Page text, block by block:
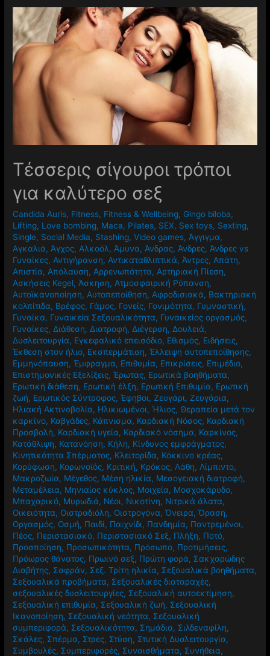
Τέσσερις σίγουροι τρόποι
για καλύτερο σεξ
Candida Auris, Fitness, Fitness & Wellbeing, Gingo biloba,
Lifting, Love bombing, Maca, Pilates, SEX, Sex toys, Sexting,
Single, Social Media, Stashing,Video games, Άγγιγμα,
Αγκαλιά, Άγχος, Αλκοόλ, Άμυνα, Άνδρας, Άνδρες, Άνδρες vs
Γυναίκες, Αντιγήρανση, Αντικαταθλιπτικά, Άντρες, Απάτη,
Απιστία, Απόλαυση, Αρρενωπότητα, Αρτηριακή Πίεση,
Ασκήσεις Kegel, Άσκηση, Ατμοσφαιρική Ρύπανση,
Αυτοϊκανοποίηση, Αυτοπεποίθηση, Αφροδισιακά, Βακτηριακή
κολπίτιδα, Βρέφος, Γάμος, Γονείς, Γονιμότητα, Γυμναστική,
Γυναίκα, Γυναικεία Σεξουαλικότητα, Γυναικείος οργασμός,
Γυναίκες, Διάθεση, Διατροφή, Διέγερση, Δουλειά,
Δυσλειτουργία, Εγκεφαλικό επεισόδιο, Εθισμός, Ειδήσεις,
Έκθεση στον ήλιο, Εκσπερμάτιση,Έλλειψη αυτοπεποίθησης,
Εμμηνόπαυση,Έμφραγμα, Επιθυμία, Επικρίσεις, Επιμέδιο,
Επιστημονικές Εξελίξεις,Έρωτας, Ερωτικά βοηθήματα,
Ερωτική διάθεση, Ερωτική έλξη, Ερωτική Επιθυμία, Ερωτική
ζωή, Ερωτικός Σύντροφος,Έφηβοι,Ζευγάρι,Ζευγάρια,
Ηλιακή Ακτινοβολία, Ηλικιωμένοι, Ήλιος, Θεραπεία μετά τον
καρκίνο, Καβγάδες, Κάπνισμα, Καρδιακή Νόσος, Καρδιακή
Προσβολή, Καρδιακή υγεία, Καρδιακό νόσημα, Καρκίνος,
Κατάθλιψη, Κατανόηση, Κήλη, Κίνδυνος εμφράγματος,
Κινητικότητα Σπέρματος, Κλειτορίδα, Κόκκινο κρέας,
Κορύφωση, Κορωνοϊός, Κριτική, Κρόκος, Λάθη, Λίμπιντο,
Μακροζωία, Μέγεθος, Μέση ηλικία, Μεσογειακή διατροφή,
Μεταμέλεια, Μηνιαίος κύκλος, Μοιχεία, Μοσχοκάρυδο,
Μπαχαρικό, Μυρωδιά, Νέοι, Νικοτίνη, Νιτρικά άλατα,
Οικειότητα, Οιστραδιόλη, Οιστρογόνα,Όνειρα,Όραση,
Οργασμός, Οσμή, Παιδί, Παιχνίδι, Πανδημία, Παντρεμένοι,
Πέος, Περιστασιακό, Περιστασιακό Σεξ, Πλήξη, Ποτό,
Προσποίηση, Προσωπικότητα, Πρόσωπο, Προτιμήσεις,
Πρόωρος θάνατος, Πρωινό σεξ, Πρώτη φορά, Σακχαρώδης
Διαβήτης, Σαφράν, Σεξ. Τρίτη ηλικία, Σεξουαλικά βοηθήματα,
Σεξουαλικά προβήματα, Σεξουαλικές διαταραχές,
σεξουαλικές δυσλειτουργίες, Σεξουαλική αυτοεκτίμηση,
Σεξουαλική επιθυμία, Σεξουαλική ζωή, Σεξουαλική
Ικανοποίηση, Σεξουαλική νεότητα, Σεξουαλική
συμπεριφορά, Σεξουαλικότητα, Σημάδια, Σιλδεναφίλη,
Σκάλες, Σπέρμα, Στρες, Στύση, Στυτική Δυσλειτουργία,
Συμβουλές, Συμπεριφορές, Συναισθήματα, Συνήθεια,